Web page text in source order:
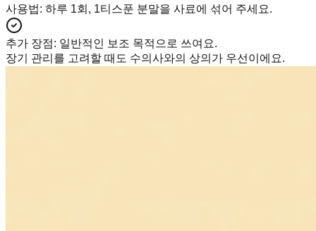
사용법: 하루 1회, 1티스푼 분말을 사료에 섞어 주세요.
추가 장점: 일반적인 보조 목적으로 쓰여요.
장기 관리를 고려할 때도 수의사와의 상의가 우선이에요.